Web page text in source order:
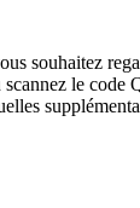
souhaitez
le